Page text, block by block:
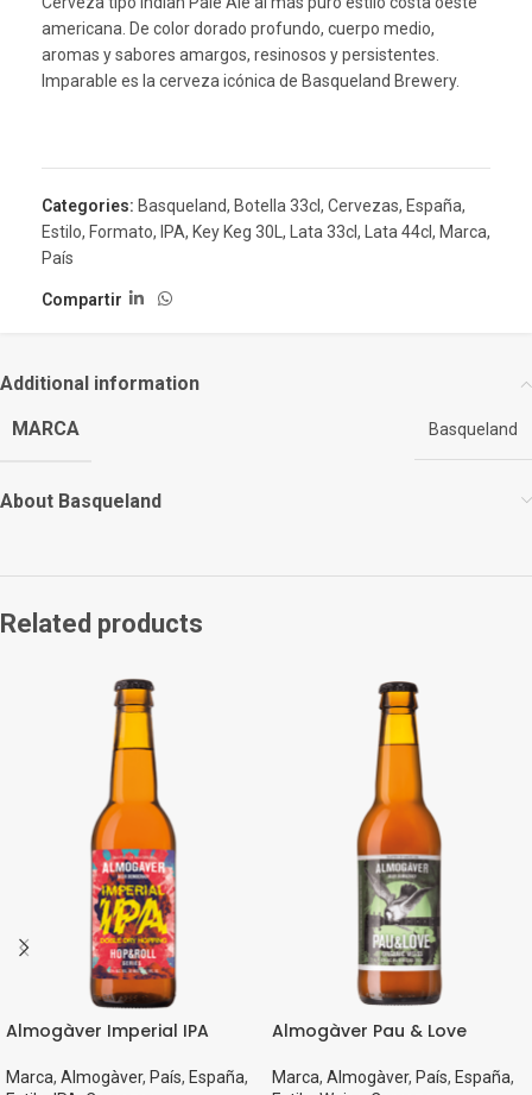
americana. De color dorado profundo, cuerpo medio,
aromas y sabores amargos, resinosos y persistentes.
Imparable es la cerveza icónica de Basqueland Brewery.
Categories: Basqueland, Botella 33cl, Cervezas, España,
Estilo, Formato, IPA, Key Keg 30L , Lata 33cl, Lata 44cl, Marca,
País
Compartir
Additional information
MARCA
Basqueland
About Basqueland
Related products
Almogàver Imperial IPA
Marca, Almogàver, País, España,
Almogàver Pau & Love
Marca, Almogàver, País, España,